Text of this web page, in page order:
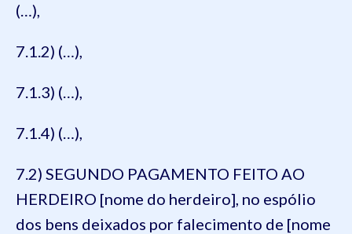
(…),
7.1.2) (…),
7.1.3) (…),
7.1.4) (…),
7.2) SEGUNDO PAGAMENTO FEITO AO
HERDEIRO [nome do herdeiro], no espólio
dos bens deixados por falecimento de [nome